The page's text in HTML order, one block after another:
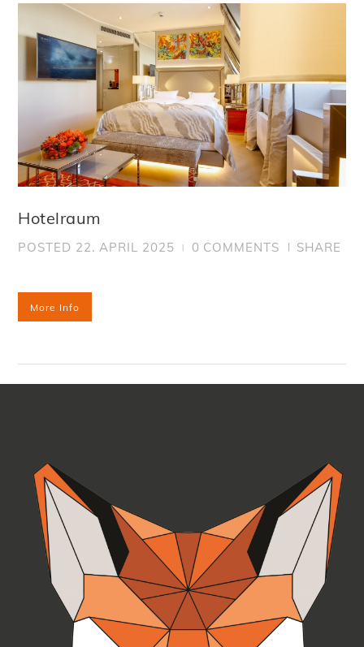
Hotelraum
POSTED 22. APRIL 2025 0 COMMENTS SHARE
More Info